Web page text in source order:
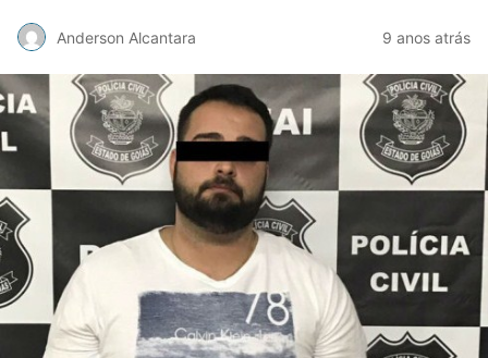
Anderson Alcantara 9 anos atrás